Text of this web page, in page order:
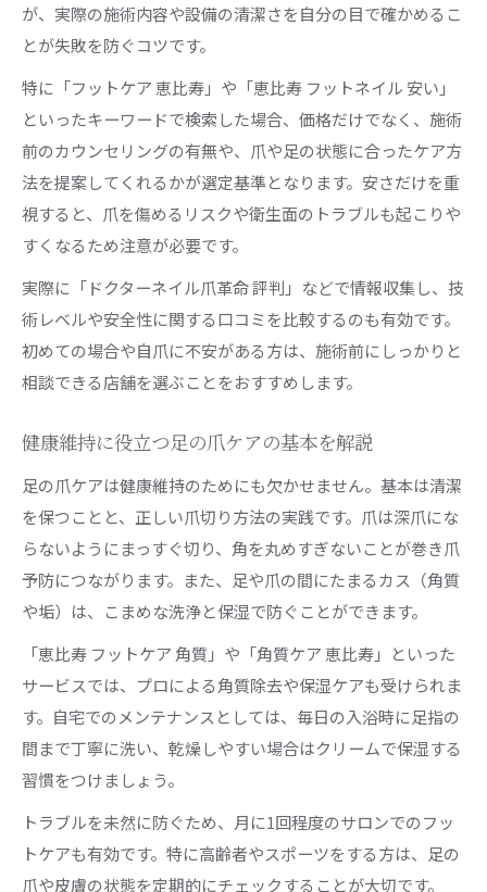
が、実際の施術内容や設備の清潔さを自分の目で確かめるこ
とが失敗を防ぐコツです。
特に「フットケア 恵比寿」や「恵比寿 フットネイル 安い」
といったキーワードで検索した場合、価格だけでなく、施術
前のカウンセリングの有無や、爪や足の状態に合ったケア方
法を提案してくれるかが選定基準となります。安さだけを重
視すると、爪を傷めるリスクや衛生面のトラブルも起こりや
すくなるため注意が必要です。
実際に「ドクターネイル爪革命 評判」などで情報収集し、技
術レベルや安全性に関する口コミを比較するのも有効です。
初めての場合や自爪に不安がある方は、施術前にしっかりと
相談できる店舗を選ぶことをおすすめします。
健康維持に役立つ足の爪ケアの基本を解説
足の爪ケアは健康維持のためにも欠かせません。基本は清潔
を保つことと、正しい爪切り方法の実践です。爪は深爪にな
らないようにまっすぐ切り、角を丸めすぎないことが巻き爪
予防につながります。また、足や爪の間にたまるカス（角質
や垢）は、こまめな洗浄と保湿で防ぐことができます。
「恵比寿 フットケア 角質」や「角質ケア 恵比寿」といった
サービスでは、プロによる角質除去や保湿ケアも受けられま
す。自宅でのメンテナンスとしては、毎日の入浴時に足指の
間まで丁寧に洗い、乾燥しやすい場合はクリームで保湿する
習慣をつけましょう。
トラブルを未然に防ぐため、月に1回程度のサロンでのフッ
トケアも有効です。特に高齢者やスポーツをする方は、足の
爪や皮膚の状態を定期的にチェックすることが大切です。